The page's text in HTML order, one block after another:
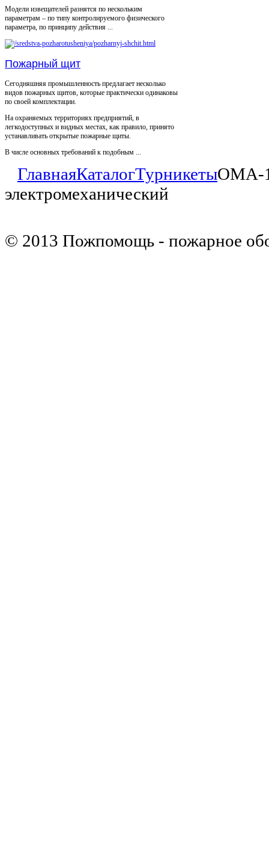
Модели извещателей разнятся по нескольким
параметрам – по типу контролируемого физического
параметра, по принципу действия ...
Пожарный щит
Сегодняшняя промышленность предлагает несколько
видов пожарных щитов, которые практически одинаковы
по своей комплектации.
На охраняемых территориях предприятий, в
легкодоступных и видных местах, как правило, принято
устанавливать открытые пожарные щиты.
В числе основных требований к подобным ...
ГлавнаяКаталогТурникетыОМА-
электромеханический
© 2013 Пожпомощь - пожарное